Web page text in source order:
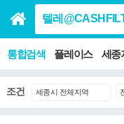
통합검색 플레이스 세종
조건